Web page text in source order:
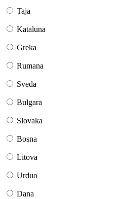
Taja
Kataluna
Greka
Rumana
Sveda
Bulgara
Slovaka
Bosna
Litova
Urduo
Dana